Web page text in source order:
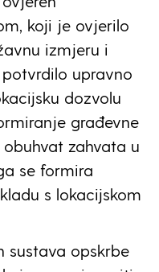
koji je ovjerilo
izmjeru i
upravno
dozvolu
građevne
zahvata u
se formira
s lokacijskom
sustava opskrbe